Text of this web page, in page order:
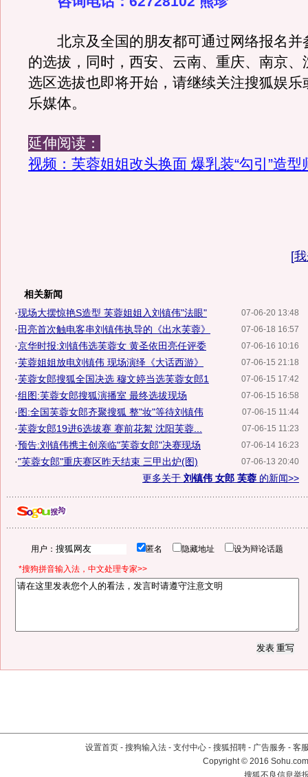
北京及全国的朋友都可通过网络报名并
的选拔，同时，西安、云南、重庆、南京、
选区选拔也即将开始，请继续关注搜狐娱乐
乐媒体。
延伸阅读：
视频：芙蓉姐姐改头换面 爆乳装“勾引”造型
[
相关新闻
07-06-20 13:48
·现场大摆惊艳S造型 芙蓉姐姐入刘镇伟"法眼"
07-06-18 16:57
· 田亮首次触电客串刘镇伟执导的《出水芙蓉》
07-06-16 10:16
·京华时报:刘镇伟选芙蓉女 黄圣依田亮任评委
07-06-15 21:18
·芙蓉姐姐放电刘镇伟 现场演绎《大话西游》
07-06-15 17:42
·芙蓉女郎搜狐全国决选 穆文婷当选芙蓉女郎1
07-06-15 16:58
·组图:芙蓉女郎搜狐演播室 最终选拔现场
07-06-15 11:44
·图:全国芙蓉女郎齐聚搜狐 整"妆"等待刘镇伟
07-06-15 11:23
·芙蓉女郎19进6选拔赛 赛前花絮 沈阳芙蓉...
07-06-14 16:23
·预告:刘镇伟携主创亲临"芙蓉女郎"决赛现场
07-06-13 20:40
·"芙蓉女郎"重庆赛区昨天结束 三甲出炉(图)
更多关于 刘镇伟 女郎 芙蓉 的新闻>>
用户： 匿名 隐藏地址 设为辩论话题
*搜狗拼音输入法，中文处理专家>>
设置首页 - 搜狗输入法 - 支付中心 - 搜狐招聘 - 广告服务 - 客
Copyright©2016
搜狐不良信息举